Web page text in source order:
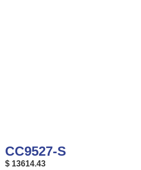
CC9527-S
$ 13614.43